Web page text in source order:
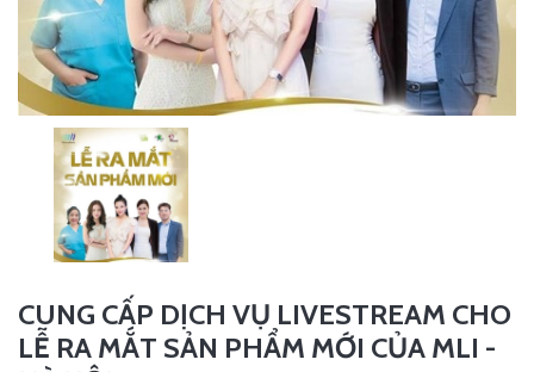
CUNG CẤP DỊCH VỤ LIVESTREAM CHO
LỄ RA MẮT SẢN PHẨM MỚI CỦA MLI -